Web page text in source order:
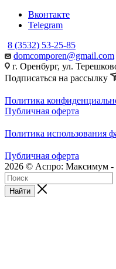
Вконтакте
Telegram
8 (3532) 53-25-85
domcomporen@gmail.com
г. Оренбург, ул.
Подписаться на рассылку
Политика
Публичная оферта
Политика использования
Публичная оферта
2026 © Аспро: Максимум -
Найти